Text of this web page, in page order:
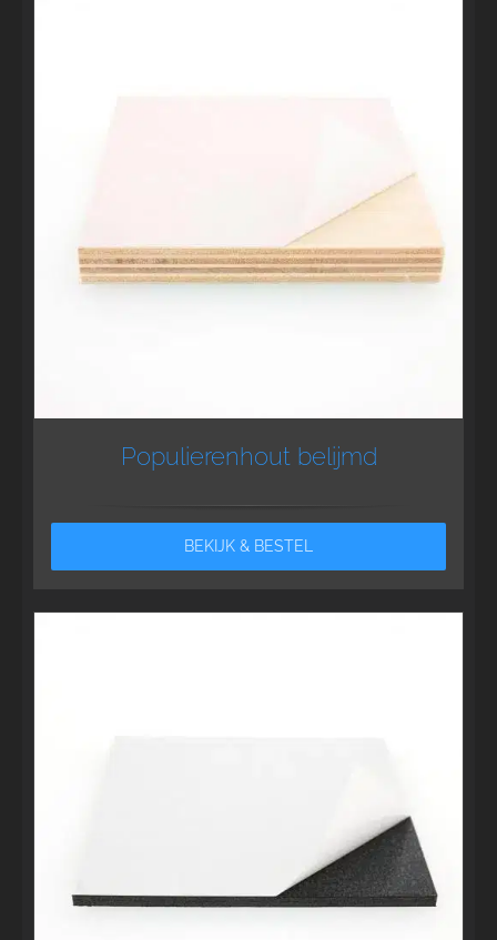
Populierenhout belijmd
BEKIJK & BESTEL